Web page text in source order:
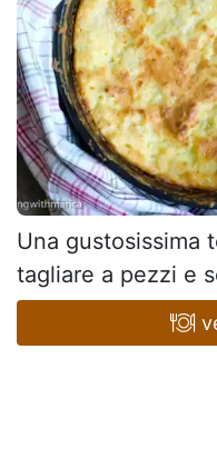
Una gustosissima
tagliare a pezzi e